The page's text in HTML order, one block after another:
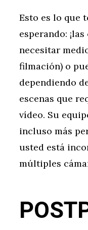
Esto es lo que
esperando:
necesitar
filmación) o
dependiendo
escenas que
vídeo. Su
incluso más
usted está
múltiples